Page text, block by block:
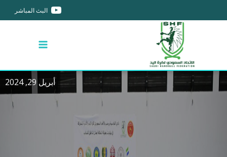
البث المباشر
أبريل 29, 2024